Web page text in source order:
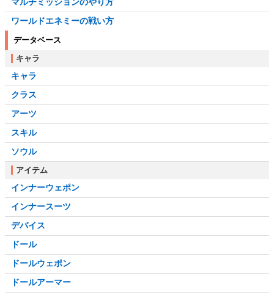
ワールドエネミーの戦い方
データベース
キャラ
キャラ
クラス
アーツ
スキル
ソウル
アイテム
インナーウェポン
インナースーツ
デバイス
ドール
ドールウェポン
ドールアーマー